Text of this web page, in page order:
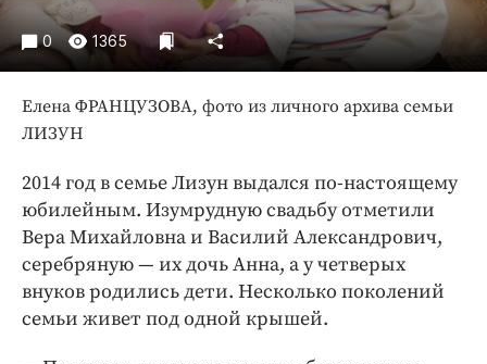
Блоги
Издания
Интересное чтиво
Клиника года
Бренд года
Работодатель года
0 1365
Елена ФРАНЦУЗОВА, фото из личного архива семьи
ЛИЗУН
2014 год в семье Лизун выдался по-настоящему
юбилейным. Изумрудную свадьбу отметили
Вера Михайловна и Василий Александрович,
серебряную — их дочь Анна, а у четверых
внуков родились дети. Несколько поколений
семьи живет под одной крышей.